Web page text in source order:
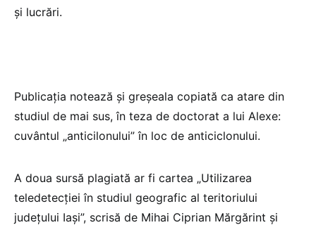
și lucrări.
Publicația notează și greșeala copiată ca atare din
studiul de mai sus, în teza de doctorat a lui Alexe:
cuvântul „anticilonului” în loc de anticiclonului.
A doua sursă plagiată ar fi cartea „Utilizarea
teledetecției în studiul geografic al teritoriului
județului Iași”, scrisă de Mihai Ciprian Mărgărint și